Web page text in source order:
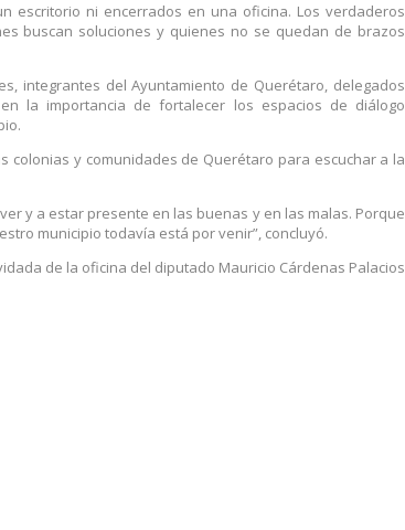
escritorio ni encerrados en una oficina. Los verdaderos
buscan soluciones y quienes no se quedan de brazos
integrantes del Ayuntamiento de Querétaro, delegados
la importancia de fortalecer los espacios de diálogo
colonias y comunidades de Querétaro para escuchar a la
y a estar presente en las buenas y en las malas. Porque
municipio todavía está por venir”, concluyó.
de la oficina del diputado Mauricio Cárdenas Palacios